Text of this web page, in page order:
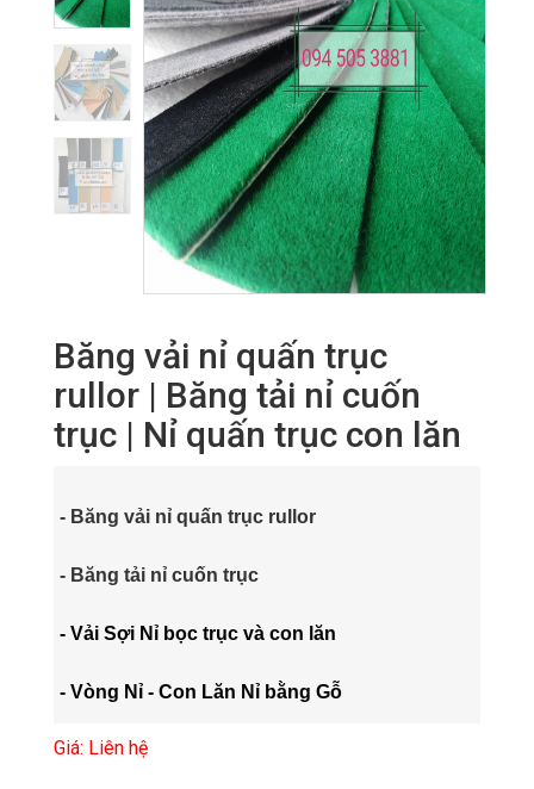
Băng vải nỉ quấn trục
rullor | Băng tải nỉ cuốn
trục | Nỉ quấn trục con lăn
- Băng vải nỉ quấn trục rullor
- Băng tải nỉ cuốn trục
- Vải Sợi Nỉ bọc trục và con lăn
- Vòng Nỉ - Con Lăn Nỉ bằng Gỗ
Giá: Liên hệ